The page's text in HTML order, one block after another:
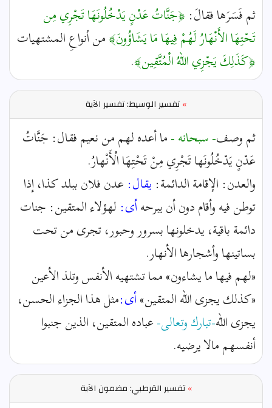
ثم فَسَرَها فقالَ: ﴿جَنَّاتُ عَدْنٍ يَدْخُلُونَهَا تَجْرِي مِن
تَحْتِهَا الأَنْهَارُ لَهُمْ فِيهَا مَا يَشَاؤُونَ﴾من أنواعِ المشتهيات
﴿كَذَلِكَ يَجْزِي اللّهُ الْمُتَّقِين﴾.
»تفسير الوسيط: تفسير الآية
ثم وصف- سبحانه -ما أعده لهم من نعيم فقال: جَنَّاتُ
عَدْنٍ يَدْخُلُونَها تَجْرِي مِنْ تَحْتِهَا الْأَنْهارُ.
والعدن: الإقامة الدائمة: يقال:عدن فلان ببلد كذا، إذا
توطن فيه وأقام دون أن يبرحهأى: لهؤلاء المتقين: جنات
دائمة باقية، يدخلونها بسرور وحبور، تجرى من تحت
بساتينها وأشجارها الأنهار.
«لهم فيها ما يشاءون» مما تشتهيه الأنفس وتلذ الأعين
«كذلك يجزى الله المتقين»أى:مثل هذا الجزاء الحسن،
يجزى الله-تبارك وتعالى-عباده المتقين، الذين جنبوا
أنفسهم مالا يرضيه.
» تفسير القرطبي: مضمون الآية